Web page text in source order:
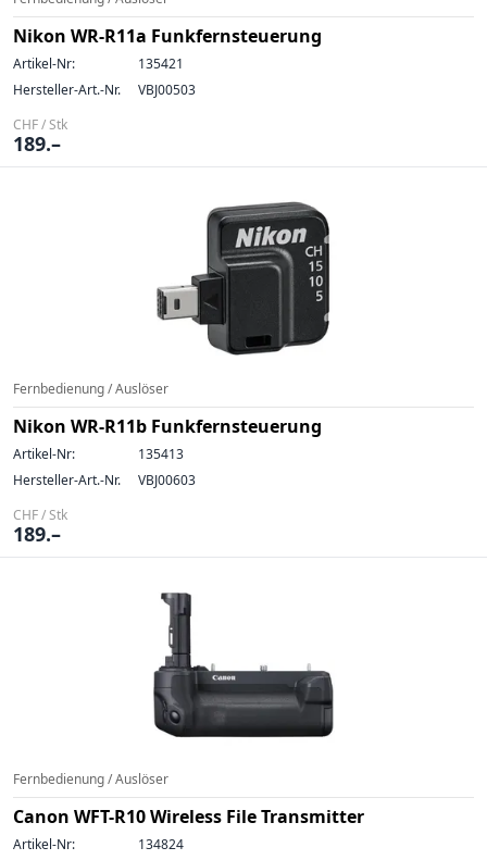
Nikon WR-R11a Funkfernsteuerung
Artikel-Nr:
135421
Hersteller-Art.-Nr.
VBJ00503
CHF / Stk
189.–
Fernbedienung / Auslöser
Nikon WR-R11b Funkfernsteuerung
Artikel-Nr:
135413
Hersteller-Art.-Nr.
VBJ00603
CHF / Stk
189.–
Fernbedienung / Auslöser
Canon WFT-R10 Wireless File Transmitter
Artikel-Nr:
134824